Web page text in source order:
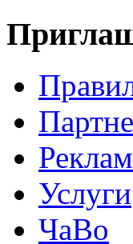
Услуги
ЧаВо